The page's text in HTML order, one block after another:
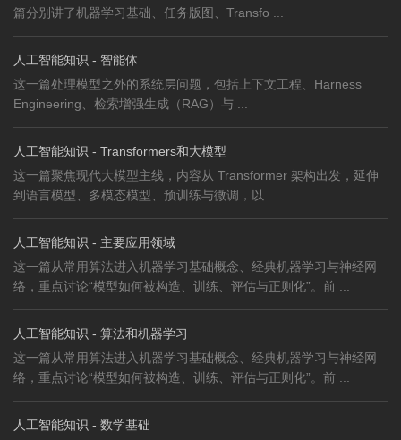
篇分别讲了机器学习基础、任务版图、Transfo ...
人工智能知识 - 智能体
这一篇处理模型之外的系统层问题，包括上下文工程、Harness
Engineering、检索增强生成（RAG）与 ...
人工智能知识 - Transformers和大模型
这一篇聚焦现代大模型主线，内容从 Transformer 架构出发，延伸
到语言模型、多模态模型、预训练与微调，以 ...
人工智能知识 - 主要应用领域
这一篇从常用算法进入机器学习基础概念、经典机器学习与神经网
络，重点讨论“模型如何被构造、训练、评估与正则化”。前 ...
人工智能知识 - 算法和机器学习
这一篇从常用算法进入机器学习基础概念、经典机器学习与神经网
络，重点讨论“模型如何被构造、训练、评估与正则化”。前 ...
人工智能知识 - 数学基础